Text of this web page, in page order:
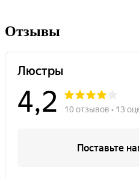
Отзывы